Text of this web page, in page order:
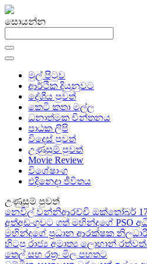
සොයන්න
මුල් පිටුව
ආර්ථික දියුනුවට
දේශීය පුවත්
කෙටි කතා මල්ල
ධනාත්මක චින්තනය
පාඨක ලිපි
විදෙස් පුවත්
උණුසුම් පුවත්
Movie Review
විශේෂාංග
එදිනෙදා ජීවිතය
උණුසුම් පුවත්
නෙවිල් වන්නිආරච්චි ඔක්තෝබර් 17
අත්අඩංගුවට ගත් මහින්දගේ PSO
මහින්දගේ ප්‍රධාන ආරක්ෂක
හිටපු රාජ්‍ය අමාත්‍ය ලොහාන්
තෙල් සහ රත්‍රං මිල පහතට